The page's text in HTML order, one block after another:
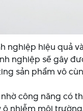
nghiệp hiệu quả
nghiệp sẽ gây
sản phẩm vô
công năng có
ô nhiễm môi